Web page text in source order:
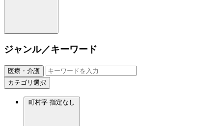
ジャンル／キーワード
医療・介護
カテゴリ選択
町村字 指定なし